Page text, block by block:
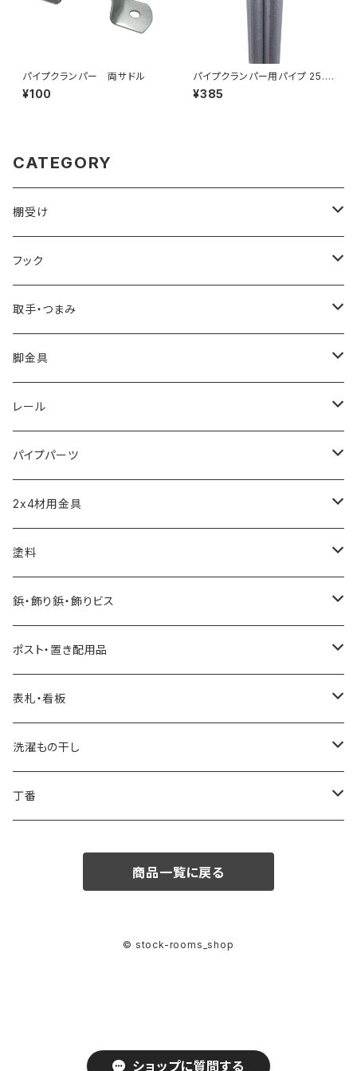
ショップに質問する
パイプクランパー 両サドル
¥100
パイプクランパー用パイプ 25.4
ｘ1.2 500mm（ID-640B）
¥385
CATEGORY
棚受け
ブレース棚受け
フック
ビス留め
取手・つまみ
取手
つまみ
脚金具
アジャスター
短めな脚金具
レール
モール
引き戸レール
パイプパーツ
パイプクランパー
2x4材用金具
ソーホースブラケット
塗料
水性自然塗料
0.2L
0.7L
油性自然塗料
0.07L
0.75L
鋲・飾り鋲・飾りビス
太鼓鋲
飾りビス
ビスキャップ
ポスト・置き配用品
ポスト
スタッポ
ポスティーレ
スタンド・施工用品
後付け宅配ボックス
コンボミドルタイプ
置き配用品
表札・看板
看板
洗濯もの干し
ランドリー用ハンガーパイプ
丁番
商品一覧に戻る
© stock-rooms_shop